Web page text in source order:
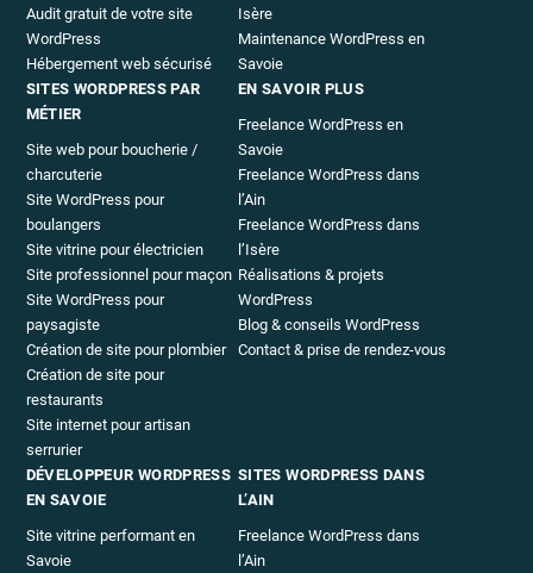
Audit gratuit de votre site
WordPress
Hébergement web sécurisé
Isère
Maintenance WordPress en
Savoie
SITES WORDPRESS PAR
MÉTIER
Site web pour boucherie /
charcuterie
Site WordPress pour
boulangers
Site vitrine pour électricien
Site professionnel pour maçon
Site WordPress pour
paysagiste
Création de site pour plombier
Création de site pour
restaurants
Site internet pour artisan
serrurier
EN SAVOIR PLUS
Freelance WordPress en
Savoie
Freelance WordPress dans
l’Ain
Freelance WordPress dans
l’Isère
Réalisations & projets
WordPress
Blog & conseils WordPress
Contact & prise de rendez-vous
DÉVELOPPEUR WORDPRESS
EN SAVOIE
Site vitrine performant en
Savoie
SITES WORDPRESS DANS
L’AIN
Freelance WordPress dans
l’Ain